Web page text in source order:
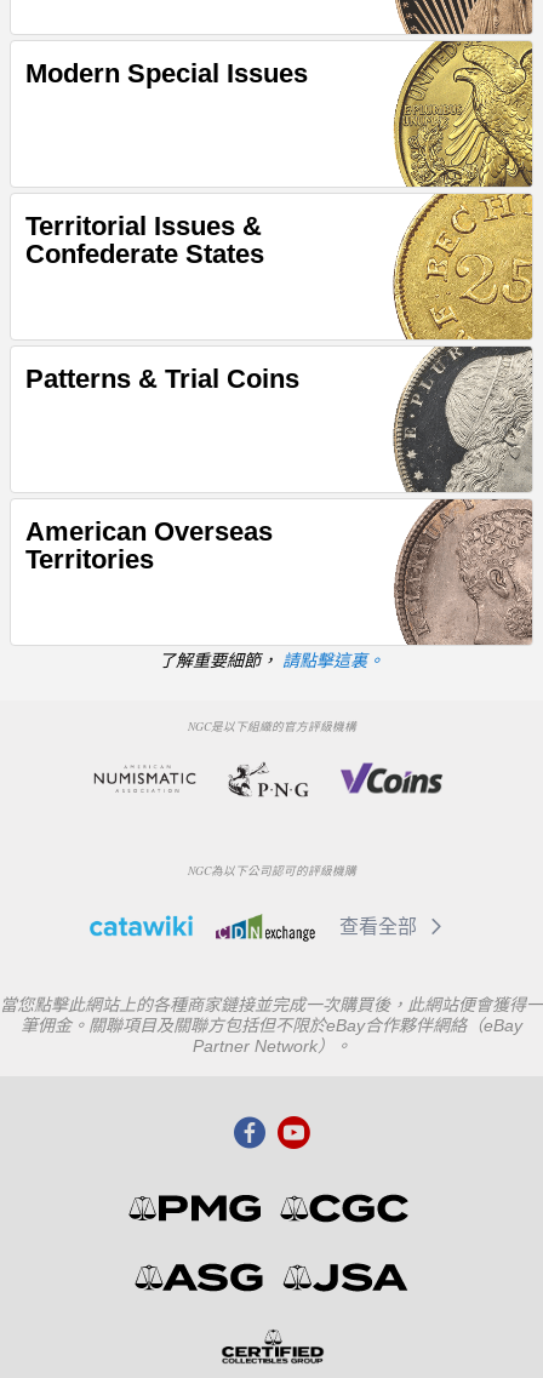
Modern Special Issues
Territorial Issues &
Confederate States
Patterns & Trial Coins
American Overseas
Territories
了解重要細節， 請點擊這裏。
NGC是以下組織的官方評級機構
NGC為以下公司認可的評級機購
查看全部
當您點擊此網站上的各種商家鏈接並完成一次購買後，此網站便會獲得一
筆佣金。關聯項目及關聯方包括但不限於eBay合作夥伴網絡（eBay
Partner Network）。